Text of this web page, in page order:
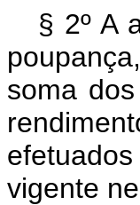
§ 2º A
soma
vigente